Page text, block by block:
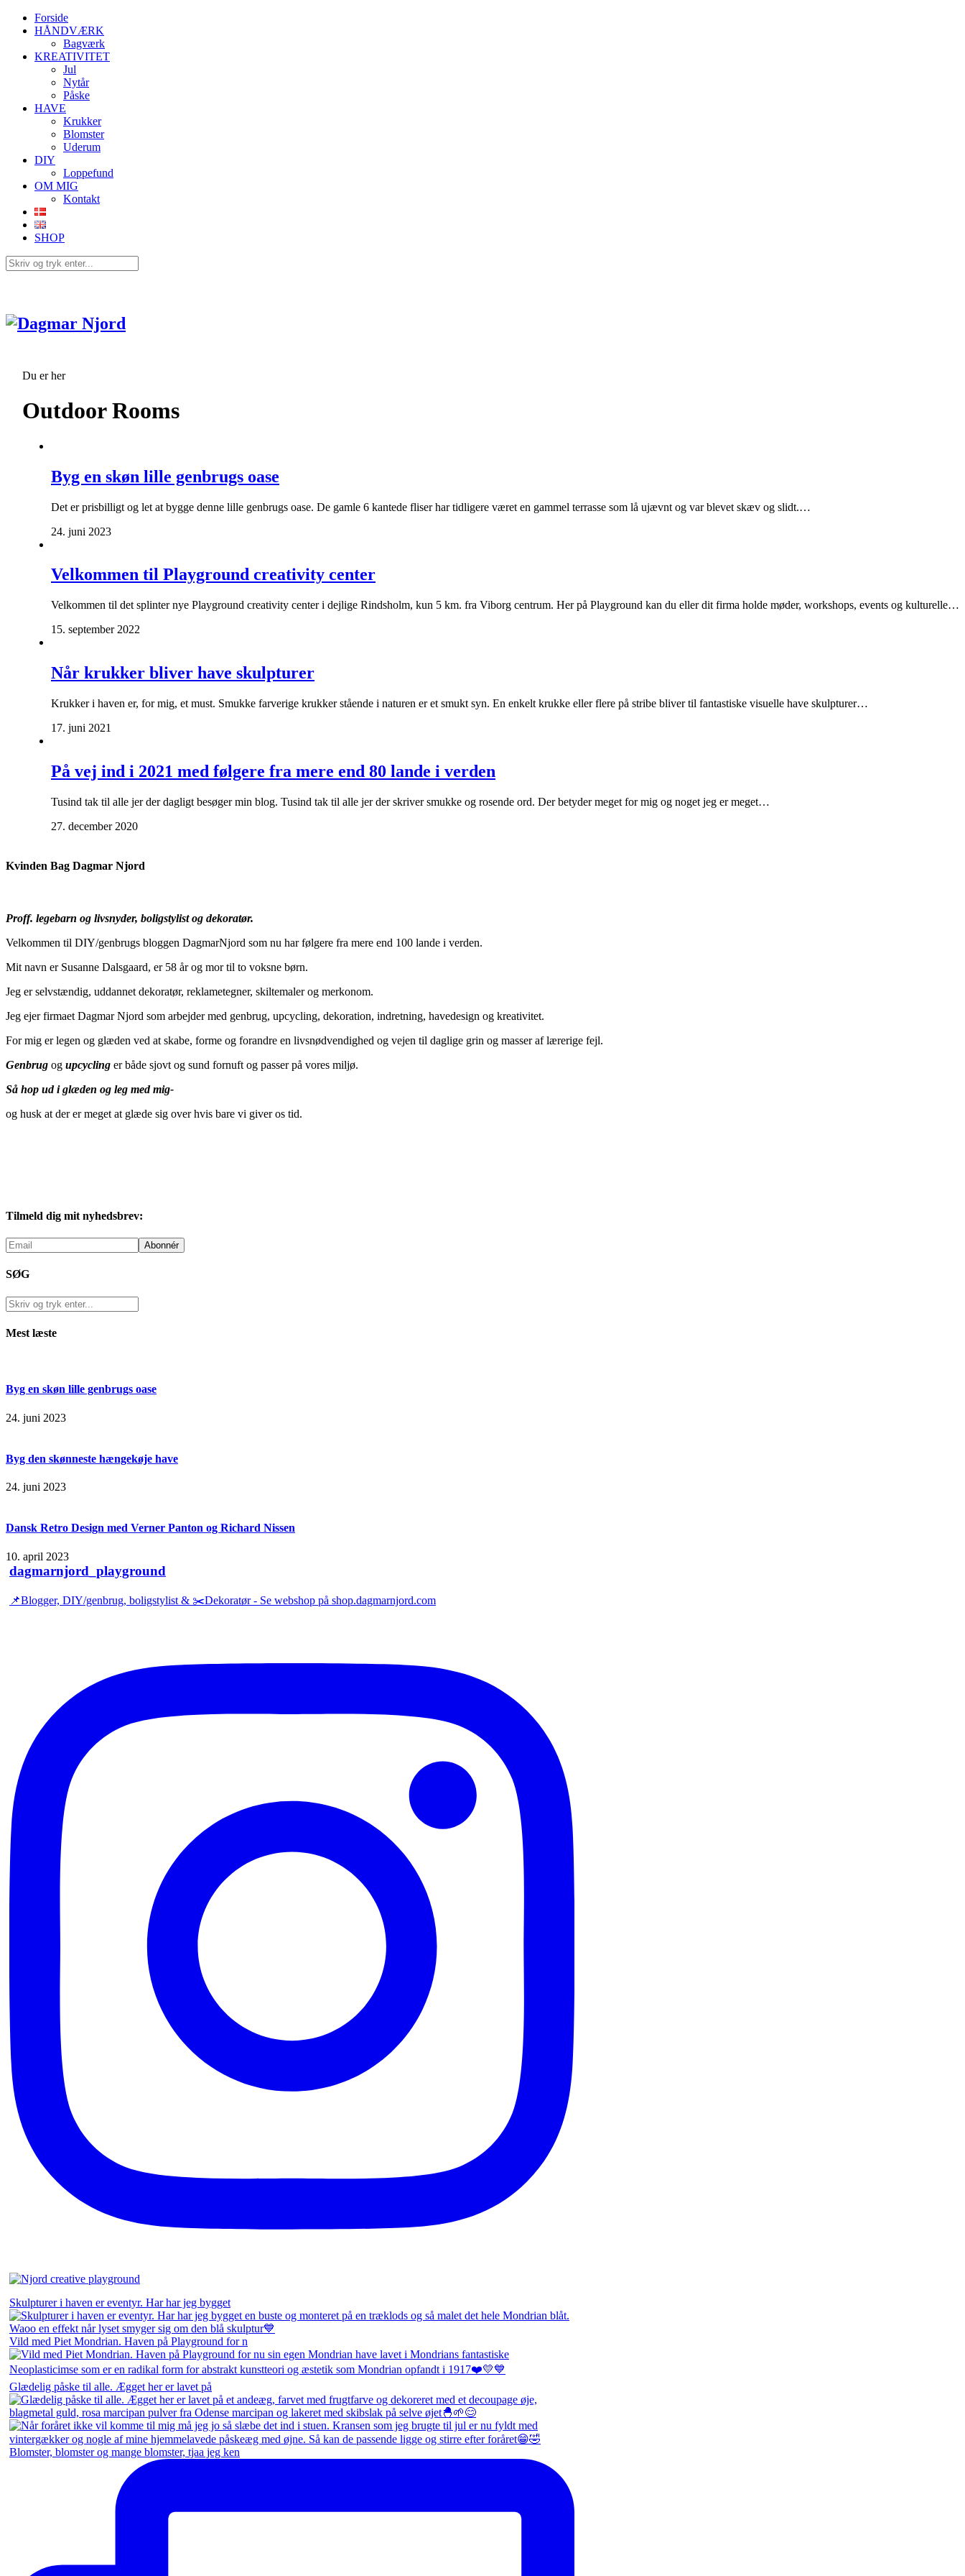
Forside
HÅNDVÆRK
Bagværk
KREATIVITET
Jul
Nytår
Påske
HAVE
Krukker
Blomster
Uderum
DIY
Loppefund
OM MIG
Kontakt
SHOP
Du er her
Outdoor Rooms
Byg en skøn lille genbrugs oase
Det er prisbilligt og let at bygge denne lille genbrugs oase. De gamle 6 kantede fliser har tidligere været en gammel terrasse som lå ujævnt og var blevet skæv og slidt.…
24. juni 2023
Velkommen til Playground creativity center
Velkommen til det splinter nye Playground creativity center i dejlige Rindsholm, kun 5 km. fra Viborg centrum. Her på Playground kan du eller dit firma holde møder, workshops, events og kulturelle…
15. september 2022
Når krukker bliver have skulpturer
Krukker i haven er, for mig, et must. Smukke farverige krukker stående i naturen er et smukt syn. En enkelt krukke eller flere på stribe bliver til fantastiske visuelle have skulpturer…
17. juni 2021
På vej ind i 2021 med følgere fra mere end 80 lande i verden
Tusind tak til alle jer der dagligt besøger min blog. Tusind tak til alle jer der skriver smukke og rosende ord. Der betyder meget for mig og noget jeg er meget…
27. december 2020
Kvinden Bag Dagmar Njord
Proff. legebarn og livsnyder, boligstylist og dekoratør.
Velkommen til DIY/genbrugs bloggen DagmarNjord som nu har følgere fra mere end 100 lande i verden.
Mit navn er Susanne Dalsgaard, er 58 år og mor til to voksne børn.
Jeg er selvstændig, uddannet dekoratør, reklametegner, skiltemaler og merkonom.
Jeg ejer firmaet Dagmar Njord som arbejder med genbrug, upcycling, dekoration, indretning, havedesign og kreativitet.
For mig er legen og glæden ved at skabe, forme og forandre en livsnødvendighed og vejen til daglige grin og masser af lærerige fejl.
Genbrug og upcycling er både sjovt og sund fornuft og passer på vores miljø.
Så hop ud i glæden og leg med mig-
og husk at der er meget at glæde sig over hvis bare vi giver os tid.
Tilmeld dig mit nyhedsbrev:
SØG
Mest læste
Byg en skøn lille genbrugs oase
24. juni 2023
Byg den skønneste hængekøje have
24. juni 2023
Dansk Retro Design med Verner Panton og Richard Nissen
10. april 2023
dagmarnjord_playground
📌Blogger, DIY/genbrug, boligstylist & ✂️Dekoratør - Se webshop på shop.dagmarnjord.com
Skulpturer i haven er eventyr. Har har jeg bygget
Vild med Piet Mondrian. Haven på Playground for n
Glædelig påske til alle. Ægget her er lavet på
Blomster, blomster og mange blomster, tjaa jeg ken